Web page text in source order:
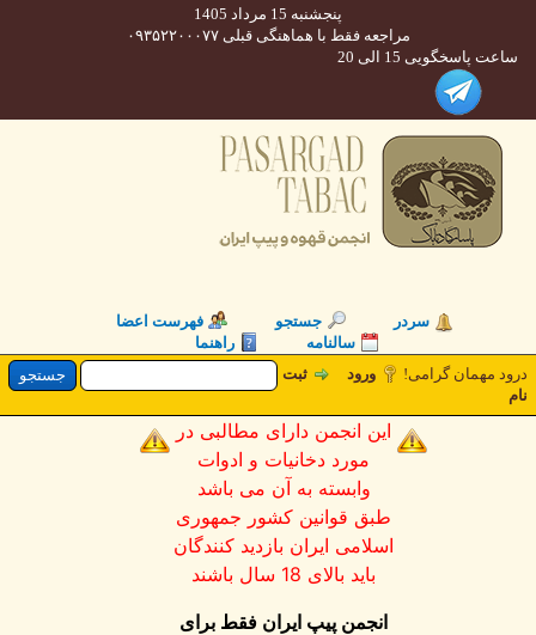
پنجشنبه 15 مرداد 1405
مراجعه فقط با هماهنگی قبلی ۰۹۳۵۲۲۰۰۰۷۷
پاسخگویی 15 الی 20
سردر جستجو
فهرست اعضا
سالنامه
راهنما
مهمان گرامی!
ورود ثبت
این انجمن دارای مطالبی در
مورد دخانیات و ادوات
وابسته به آن می باشد
طبق قوانین کشور جمهوری
اسلامی ایران بازدید کنندگان
باید بالای 18 سال باشند
انجمن پیپ ایران فقط برای